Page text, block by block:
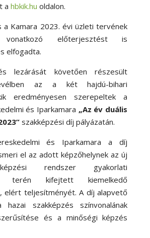
a hbkik.hu oldalon.
a Kamara 2023. évi üzleti tervének
vonatkozó előterjesztést is
elfogadta.
lezárását követően részesült
az a két hajdú-bihari
eredményesen szerepeltek a
és Iparkamara „Az év duális
szakképzési díj pályázatán.
és Iparkamara a díj
el az adott képzőhelynek az új
rendszer gyakorlati
terén kifejtett kiemelkedő
elért teljesítményét. A díj alapvető
szakképzés színvonalának
és a minőségi képzés